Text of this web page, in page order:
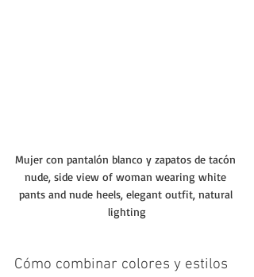
Mujer con pantalón blanco y zapatos de tacón
nude, side view of woman wearing white
pants and nude heels, elegant outfit, natural
lighting
Cómo combinar colores y estilos